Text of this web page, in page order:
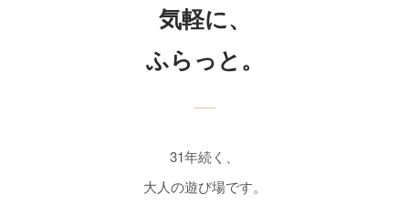
気軽に、
ふらっと。
31年続く、
大人の遊び場です。